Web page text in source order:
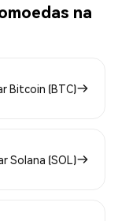
na
Bitcoin (BTC)
Solana (SOL)